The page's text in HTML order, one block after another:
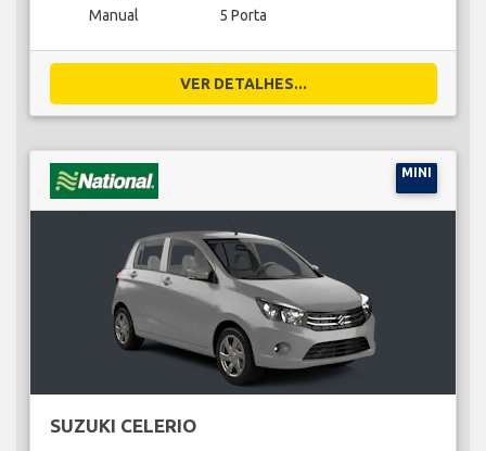
Manual 5 Porta
VER DETALHES...
MINI
SUZUKI CELERIO